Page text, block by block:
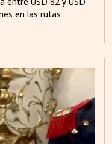
en las rutas